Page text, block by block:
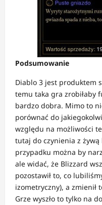
Podsumowanie
Diablo 3 jest produktem
temu taka gra zrobiłaby
bardzo dobra. Mimo to
porównać do
względu na możliwości
tutaj do czynienia z
przypadku można by
ale widać, że Blizzard
pozostawił to, co
izometryczny), a zmienił
Grze wyszło to tylko na